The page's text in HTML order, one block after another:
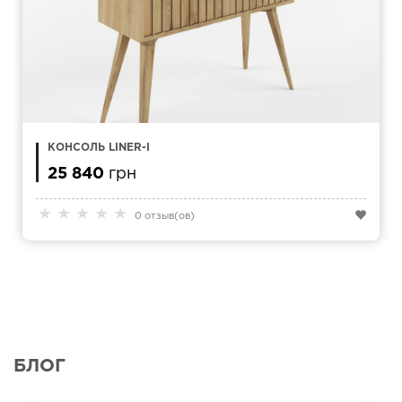
★ ★ ★ ★ ★ 0 отзыв(ов)
КОНСОЛЬ LINER-I
25 840 грн
БЛОГ